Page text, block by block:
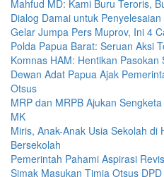
Mahfud MD: Kami Buru Teroris,
Dialog Damai untuk
Gelar Jumpa Pers Muprov, Ini 4
Polda Papua Barat: Seruan Aksi
Komnas HAM: Hentikan
Dewan Adat Papua Ajak
Otsus
MRP dan MRPB Ajukan
MK
Miris, Anak-Anak Usia Sekolah di
Bersekolah
Pemerintah Pahami Aspirasi
Simak Masukan Timja Otsus